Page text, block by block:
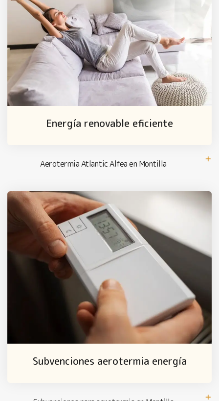
Energía renovable eficiente
Aerotermia Atlantic Alfea en Montilla
Subvenciones aerotermia energía